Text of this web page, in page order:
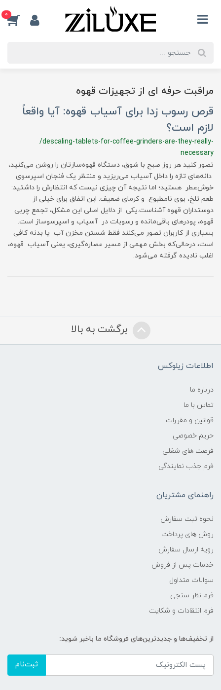
0
مراقبت حرفه ای از تجهیزات قهوه
قرص رسوب زدا برای آسیاب قهوه: آیا واقعاً
لازم است؟
/descaling-tablets-for-coffee-grinders-are-they-really-
necessary
تصور کنید هر روز صبح با شوق، دستگاه قهوه‌سازتان را روشن می‌کنید،
دانه‌های تازه را داخل آسیاب می‌ریزید و منتظر یک فنجان اسپرسوی
خوش‌عطر هستید؛ اما نتیجه آن چیزی نیست که انتظارش را داشتید:
طعم تلخ، بوی نامطبوع و کرمای ضعیف. این اتفاق برای خیلی از
دوستداران قهوه آشناست.یکی از دلایل اصلی این مشکل، تجمع چربی
قهوه، پودرهای باقی‌مانده و رسوبات در آسیاب و اسپرسوساز است.
بسیاری از کاربران تصور می‌کنند فقط شستن مخزن آب یا بدنه کافی
است، درحالی‌که بخش مهمی از مسیر عصاره‌گیری، یعنی آسیاب قهوه،
اغلب نادیده گرفته می‌شود.
برگشت به بالا
اطلاعات زیلوکس
درباره ما
تماس با ما
قوانین و مقررات
حریم خصوصی
فرصت های شغلی
فرم جذب نمایندگی
راهنمای مشتریان
نحوه ثبت سفارش
روش های پرداخت
رویه ارسال سفارش
خدمات پس از فروش
سوالات متداول
فرم نظر سنجی
فرم انتقادات و شکایت
از تخفیف‌ها و جدیدترین‌های فروشگاه ما باخبر شوید:
ثبت‌نام